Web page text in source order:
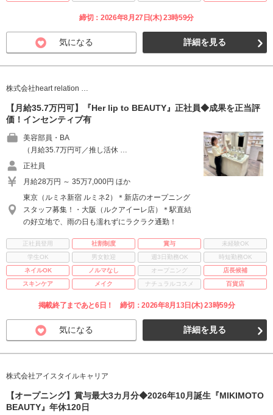
締切：2026年8月27日(木) 23時59分
気になる 詳細を見る
株式会社heart relation …
【月給35.7万円可】『Her lip to BEAUTY』正社員◆成果を正当評
価！インセンティブ有
美容部員・BA
（月給35.7万円可／推し活休 …
正社員
月給28万円 ～ 35万7,000円 ほか
東京（ルミネ新宿 ルミネ2）＊新店のオープニング
スタッフ募集！・大阪（ルクアイーレ店）＊駅直結
の好立地で、雨の日も濡れずにラクラク通勤！
正社員登用 社割制度 賞与
未経験OK
学生OK
男女歓迎 週3日勤務OK
時短勤務OK
ネイルOK
ノルマなし オープニング
店長候補
スキンケア
メイク ナチュラルコスメ 百貨店
掲載終了まであと6日！ 締切：2026年8月13日(木) 23時59分
気になる 詳細を見る
株式会社アイスタイルキャリア
【オープニング】賞与最大3カ月分◆2026年10月誕生『MIKIMOTO
BEAUTY』年休120日